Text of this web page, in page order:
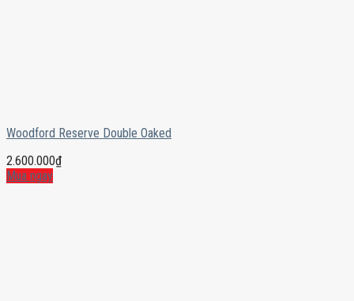
Woodford Reserve Double Oaked
2.600.000₫
Mua ngay